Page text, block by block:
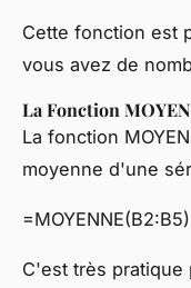
Cette fonction est
vous avez de
La Fonction
La fonction
moyenne d'une
=MOYENNE(B2:B5)
C'est très pratique